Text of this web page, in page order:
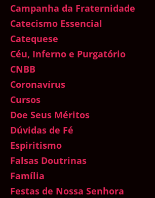
Campanha da Fraternidade
Catecismo Essencial
Catequese
Céu, Inferno e Purgatório
CNBB
Coronavírus
Cursos
Doe Seus Méritos
Dúvidas de Fé
Espiritismo
Falsas Doutrinas
Família
Festas de Nossa Senhora